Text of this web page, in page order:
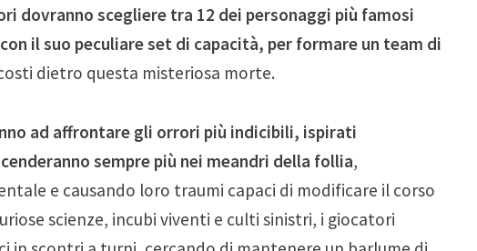
dovranno scegliere tra 12 dei personaggi più famosi
il suo peculiare set di capacità, per formare un team di
dietro questa misteriosa morte.
ad affrontare gli orrori più indicibili, ispirati
sempre più nei meandri della follia,
e causando loro traumi capaci di modificare il corso
scienze, incubi viventi e culti sinistri, i giocatori